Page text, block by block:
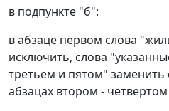
в подпункте "б":
в абзаце первом слова
исключить, слова
третьем и пятом" заменить
абзацах втором -